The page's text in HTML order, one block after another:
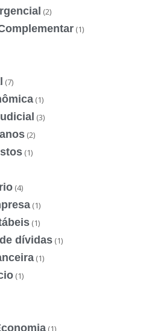
(2)
(1)
(7)
(1)
(3)
(2)
(1)
(4)
(1)
(1)
dívidas (1)
(1)
(1)
(1)